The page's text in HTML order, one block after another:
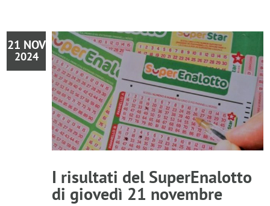
21 NOV
2024
I risultati del SuperEnalotto
di giovedì 21 novembre